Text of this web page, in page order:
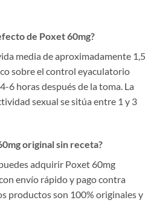
de Poxet 60mg?
media de aproximadamente 1,5
sobre el control eyaculatorio
6 horas después de la toma. La
sexual se sitúa entre 1 y 3
original sin receta?
adquirir Poxet 60mg
envío rápido y pago contra
productos son 100% originales y